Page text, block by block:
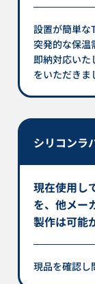
設置が簡単な
突発的な保温
即納対応いた
をいただきま
シリコンラ
現在使用し
を、他メー
製作は可能
現品を確認し